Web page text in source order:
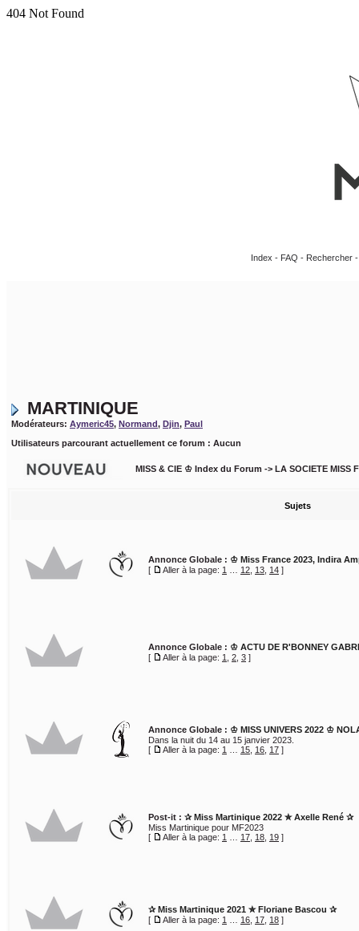
Index - FAQ - Rechercher
MARTINIQUE
Modérateurs: Aymeric45, Normand, Djin, Paul
Utilisateurs parcourant actuellement ce forum : Aucun
MISS & CIE ♔ Index du Forum -> LA SOCIETE MISS
Sujets
Annonce Globale : ♔ Miss France 2023, Indira
[
Aller à la page: 1 12 13 14 ]
Annonce Globale : ♔ ACTU DE R'BONNEY
[
Aller à la page: 1 2 3 ]
Annonce Globale : ♔ MISS UNIVERS 2022 ♔
Dans la nuit du 14 au 15 janvier 2023.
[
Aller à la page: 1 15 16 17 ]
Post-it : ✰ Miss Martinique 2022 ✮ Axelle René ✰
Miss Martinique pour MF2023
[
Aller à la page: 1 17 18 19 ]
✰ Miss Martinique 2021 ✮ Floriane Bascou ✰
[
Aller à la page: 1 16 17 18 ]